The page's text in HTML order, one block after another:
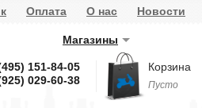
Оплата О нас Новости
Магазины
151-84-05
029-60-38
Корзина
Пусто